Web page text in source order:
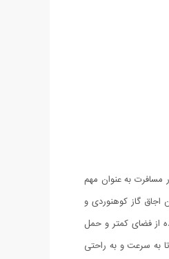
به عنوان مهم
اجاق گاز کوهنوردی و
از فضای کمتر و حمل
به سرعت و به راحتی